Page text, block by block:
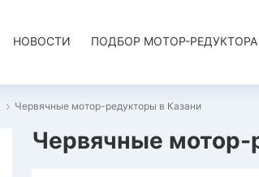
НОВОСТИ ПОДБОР МОТОР-РЕДУКТОРА
Червячные мотор-редукторы в Казани
Червячные мотор-